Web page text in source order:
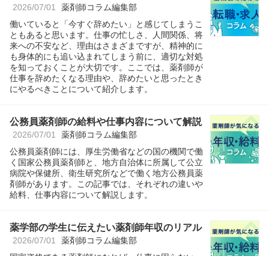
2026/07/01 薬剤師コラム編集部
働いていると「今すぐ辞めたい」と感じてしまうこ
ともあると思います。仕事の忙しさ、人間関係、将
来への不安など、理由はさまざまですが、精神的に
も身体的にも追い込まれてしまう前に、適切な対処
を知っておくことが大切です。ここでは、薬剤師が
仕事を辞めたくなる理由や、辞めたいと思ったとき
にやるべきことについて紹介します。
公務員薬剤師の給料や仕事内容について解説
2026/07/01 薬剤師コラム編集部
公務員薬剤師には、厚生労働省などの国の機関で働
く国家公務員薬剤師と、地方自治体に所属して公立
病院や保健所、衛生研究所などで働く地方公務員薬
剤師があります。この記事では、それぞれの違いや
給料、仕事内容について解説します。
薬学部の学生に伝えたい薬剤師年収のリアル
2026/07/01 薬剤師コラム編集部